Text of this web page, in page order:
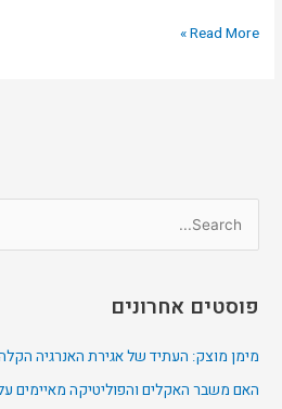
Read More »
e
rפוסטים אחרונים
מימן מוצק: העתיד של אגירת האנרגיה
האם משבר האקלים והפוליטיקה מאיימים